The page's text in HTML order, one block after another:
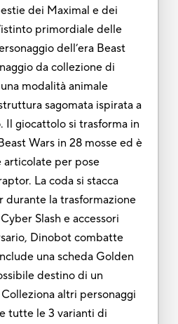
dei Maximal e dei
primordiale delle
dell’era Beast
da collezione di
modalità animale
sagomata ispirata a
Il giocattolo si trasforma in
Wars in 28 mosse ed è
per pose
La coda si stacca
durante la trasformazione
Slash e accessori
Dinobot combatte
una scheda Golden
destino di un
altri personaggi
tutte le 3 varianti di